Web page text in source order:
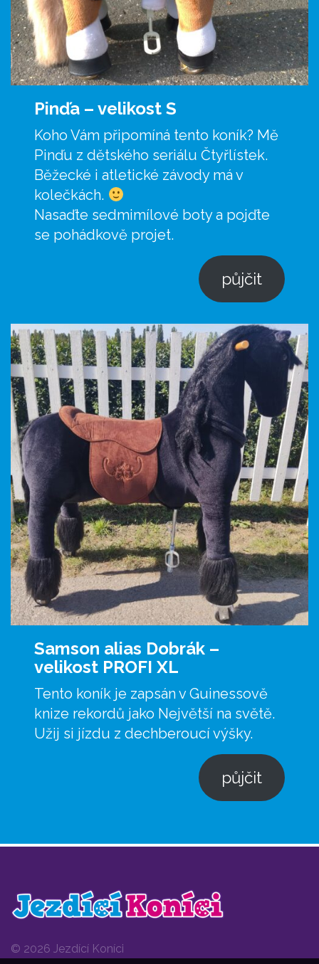
Pinďa –velikost S
Koho Vám připomíná tento koník? Mě
Pinďu z dětského seriálu Čtyřlístek.
Běžecké i atletické závody má v
kolečkách.
Nasaďte sedmimílové boty a pojďte
se pohádkově projet.
půjčit
Samson alias Dobrák –
velikost PROFI XL
Tento koník je zapsán v Guinessově
knize rekordů jako Největší na světě.
Užij si jízdu z dechberoucí výšky.
půjčit
© 2026 Jezdící Koníci